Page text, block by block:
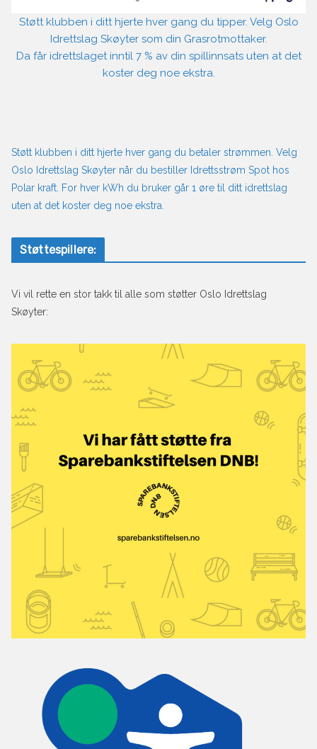
Støtt klubben i ditt hjerte hver gang du tipper. Velg Oslo
Idrettslag Skøyter som din Grasrotmottaker.
Da får idrettslaget inntil 7 % av din spillinnsats uten at det
koster deg noe ekstra.
Støtt klubben i ditt hjerte hver gang du betaler strømmen. Velg
Oslo Idrettslag Skøyter når du bestiller Idrettsstrøm Spot hos
Polar kraft. For hver kWh du bruker går 1 øre til ditt idrettslag
uten at det koster deg noe ekstra.
Støttespillere:
Vi vil rette en stor takk til alle som støtter Oslo Idrettslag
Skøyter: